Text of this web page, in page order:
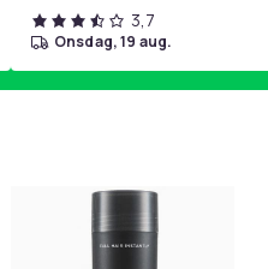
3,7
onsdag, 19 aug.